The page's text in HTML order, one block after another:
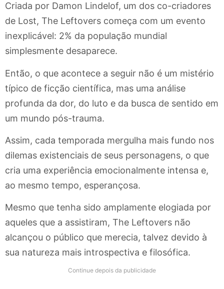
Criada por Damon Lindelof, um dos co-criadores
de Lost, The Leftovers começa com um evento
inexplicável: 2% da população mundial
simplesmente desaparece.
Então, o que acontece a seguir não é um mistério
típico de ficção científica, mas uma análise
profunda da dor, do luto e da busca de sentido em
um mundo pós-trauma.
Assim, cada temporada mergulha mais fundo nos
dilemas existenciais de seus personagens, o que
cria uma experiência emocionalmente intensa e,
ao mesmo tempo, esperançosa.
Mesmo que tenha sido amplamente elogiada por
aqueles que a assistiram, The Leftovers não
alcançou o público que merecia, talvez devido à
sua natureza mais introspectiva e filosófica.
Continue depois da publicidade